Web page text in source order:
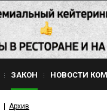
ЗАКОН НОВОСТИ
Архив